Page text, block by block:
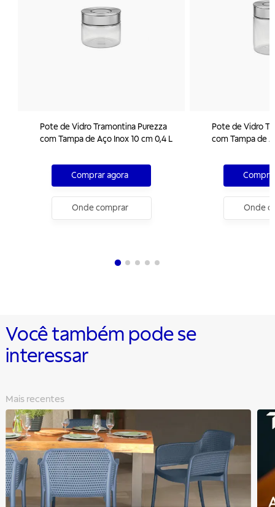
Pote de Vidro Tramontina Purezza
com Tampa de Aço Inox 10 cm 0,4 L
Comprar agora
Onde comprar
Pote de Vidro
com Tampa de
Onde
Você também pode se
interessar
Mais recentes